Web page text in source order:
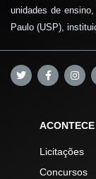
unidades de
Paulo (USP),
ACONTECE
Licitações
Concursos